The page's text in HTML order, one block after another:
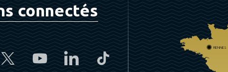
connectés
RENNES